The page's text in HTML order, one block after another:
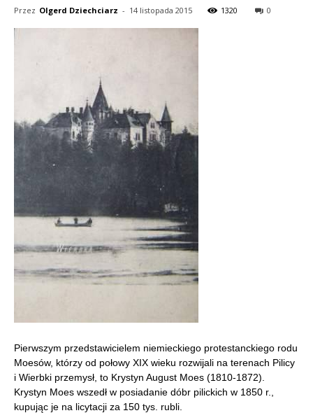
Przez Olgerd Dziechciarz - 14 listopada 2015 1320 0
Pierwszym przedstawicielem niemieckiego protestanckiego rodu
Moesów, którzy od połowy XIX wieku rozwijali na terenach Pilicy
i Wierbki przemysł, to Krystyn August Moes (1810-1872).
Krystyn Moes wszedł w posiadanie dóbr pilickich w 1850 r.,
kupując je na licytacji za 150 tys. rubli.